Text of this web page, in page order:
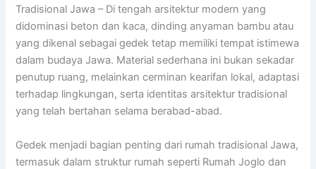
Tradisional Jawa – Di tengah arsitektur modern yang
didominasi beton dan kaca, dinding anyaman bambu atau
yang dikenal sebagai gedek tetap memiliki tempat istimewa
dalam budaya Jawa. Material sederhana ini bukan sekadar
penutup ruang, melainkan cerminan kearifan lokal, adaptasi
terhadap lingkungan, serta identitas arsitektur tradisional
yang telah bertahan selama berabad-abad.
Gedek menjadi bagian penting dari rumah tradisional Jawa,
termasuk dalam struktur rumah seperti Rumah Joglo dan